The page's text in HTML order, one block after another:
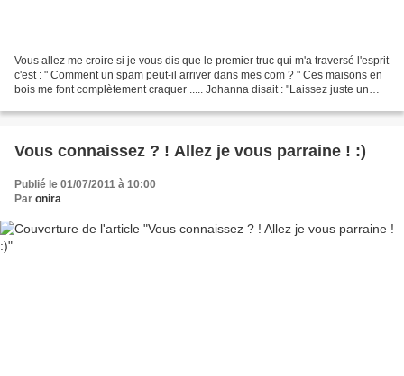
Vous allez me croire si je vous dis que le premier truc qui m'a traversé l'esprit
c'est : " Comment un spam peut-il arriver dans mes com ? " Ces maisons en
bois me font complètement craquer ..... Johanna disait : "Laissez juste un
Vous connaissez ? ! Allez je vous parraine ! :)
Publié le 01/07/2011 à 10:00
Par onira